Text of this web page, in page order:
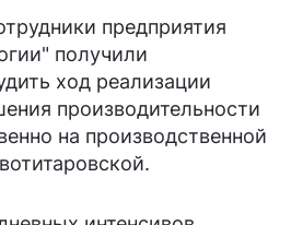
предприятия
получили
ход реализации
производительности
на производственной